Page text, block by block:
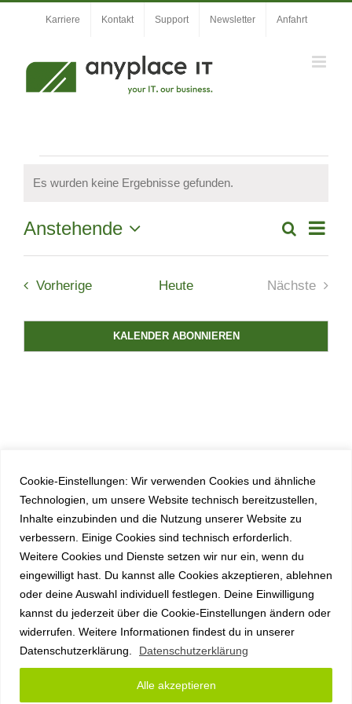
Cookie-Einstellungen: Wir verwenden Cookies und ähnliche
Technologien, um unsere Website technisch bereitzustellen,
Inhalte einzubinden und die Nutzung unserer Website zu
verbessern. Einige Cookies sind technisch erforderlich.
Weitere Cookies und Dienste setzen wir nur ein, wenn du
eingewilligt hast. Du kannst alle Cookies akzeptieren, ablehnen
oder deine Auswahl individuell festlegen. Deine Einwilligung
kannst du jederzeit über die Cookie-Einstellungen ändern oder
widerrufen. Weitere Informationen findest du in unserer
Datenschutzerklärung.
Datenschutzerklärung
Alle akzeptieren
Karriere Kontakt Support Newsletter Anfahrt
Veranstaltungen
Hinweis
Es wurden keine Ergebnisse gefunden.
und
Suche
Liste
Anstehende
Datum
VorherigeVeranstaltungen
Heute
Nächste
KALENDER ABONNIEREN
Copyright anyplace IT GmbH 2026 |Impressum